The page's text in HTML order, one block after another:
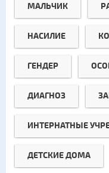
МАЛЬЧИК
НАСИЛИЕ
ГЕНДЕР
ДИАГНОЗ
ИНТЕРНАТНЫЕ
ДЕТСКИЕ ДОМА